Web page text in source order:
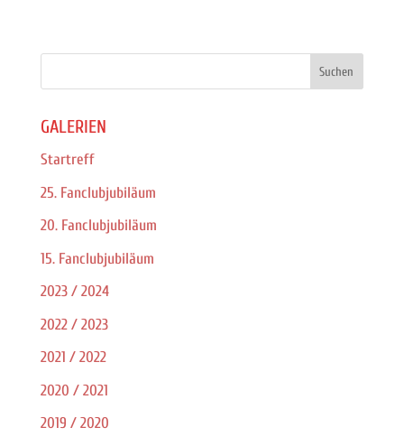
GALERIEN
Startreff
25. Fanclubjubiläum
20. Fanclubjubiläum
15. Fanclubjubiläum
2023 / 2024
2022 / 2023
2021 / 2022
2020 / 2021
2019 / 2020